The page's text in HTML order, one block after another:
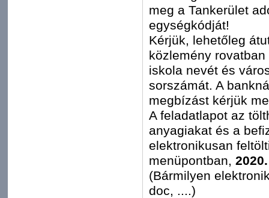
meg a Tankerület
egységkódját!
Kérjük, lehetőleg
közlemény
iskola nevét és
sorszámát. A
megbízást kérjük
A feladatlapot az
anyagiakat és a
elektronikusan
menüpontban,
(Bármilyen
doc, ....)